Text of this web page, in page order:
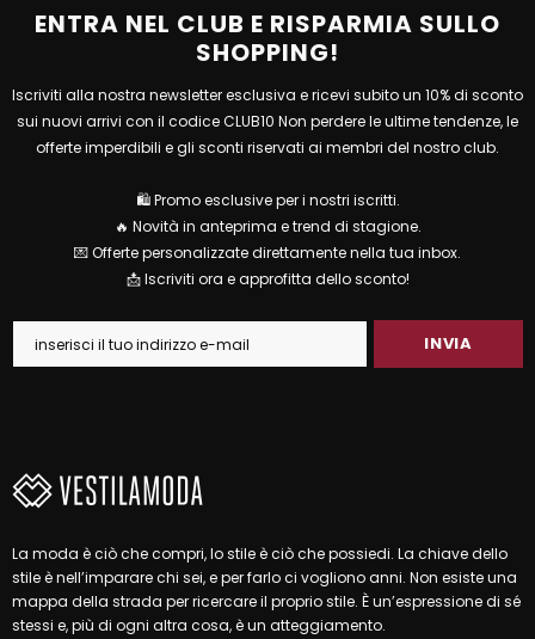
ENTRA NEL CLUB E RISPARMIA SULLO
SHOPPING!
Iscriviti alla nostra newsletter esclusiva e ricevi subito un 10% di sconto
sui nuovi arrivi con il codice CLUB10 Non perdere le ultime tendenze, le
offerte imperdibili e gli sconti riservati ai membri del nostro club.
🛍 Promo esclusive per i nostri iscritti.
🔥 Novità in anteprima e trend di stagione.
💌 Offerte personalizzate direttamente nella tua inbox.
📩 Iscriviti ora e approfitta dello sconto!
La moda è ciò che compri, lo stile è ciò che possiedi. La chiave dello
stile è nell’imparare chi sei, e per farlo ci vogliono anni. Non esiste una
mappa della strada per ricercare il proprio stile. È un’espressione di sé
stessi e, più di ogni altra cosa, è un atteggiamento.